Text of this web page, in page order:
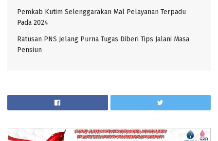
Pemkab Kutim Selenggarakan Mal Pelayanan Terpadu
Pada 2024
Ratusan PNS Jelang Purna Tugas Diberi Tips Jalani Masa
Pensiun